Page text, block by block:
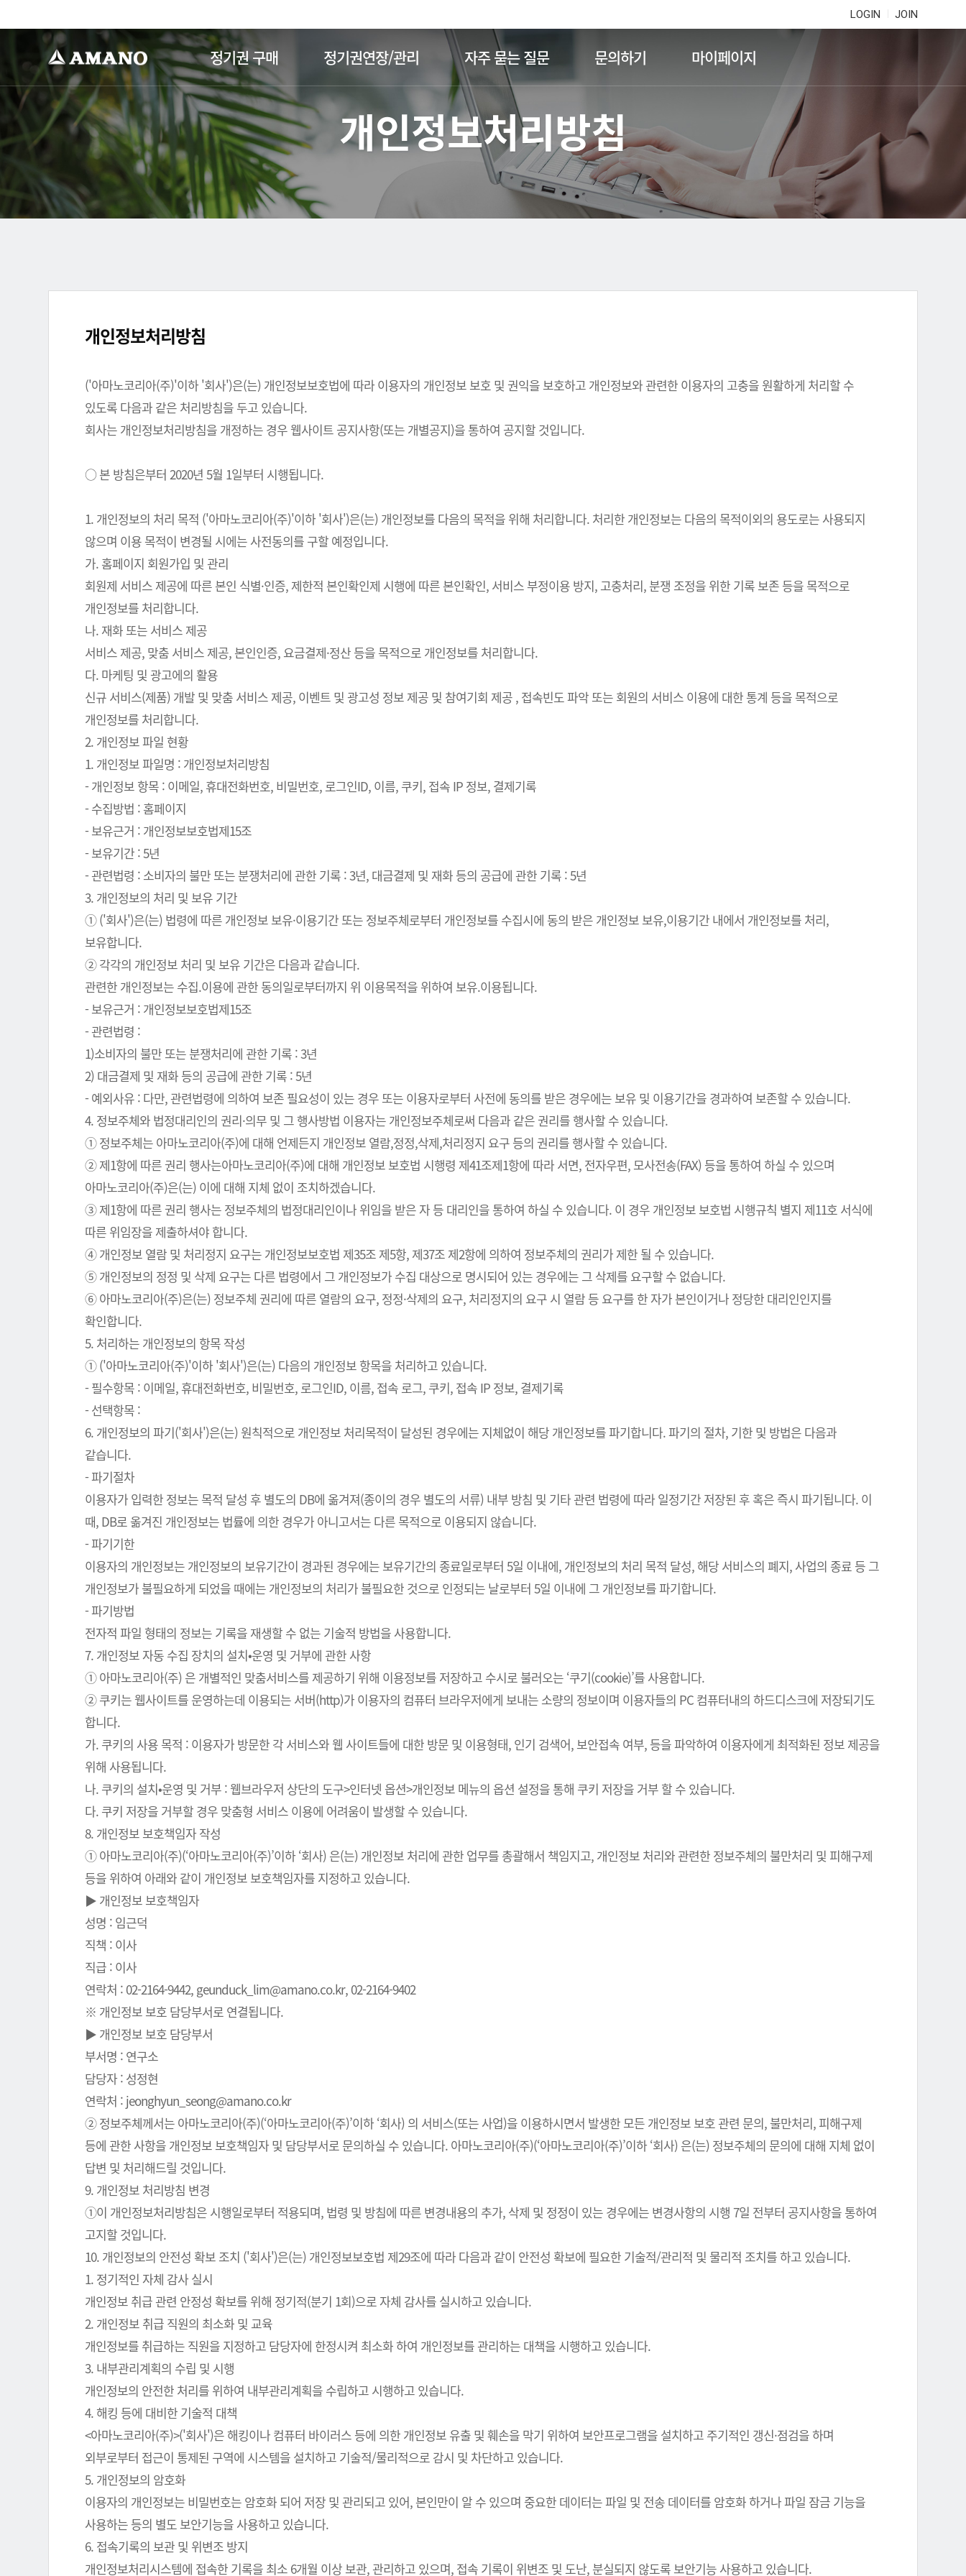
LOGIN JOIN
정기권 구매 정기권연장/관리 자주 묻는 질문 문의하기 마이페이지
개인정보처리방침
개인정보처리방침
('아마노코리아(주)'이하 '회사')은(는) 개인정보보호법에 따라 이용자의 개인정보 보호 및 권익을 보호하고 개인정보와 관련한 이용자의 고충을 원활하게 처리할 수
있도록 다음과 같은 처리방침을 두고 있습니다.
회사는 개인정보처리방침을 개정하는 경우 웹사이트 공지사항(또는 개별공지)을 통하여 공지할 것입니다.
○ 본 방침은부터 2020년 5월 1일부터 시행됩니다.
1. 개인정보의 처리 목적 ('아마노코리아(주)'이하 '회사')은(는) 개인정보를 다음의 목적을 위해 처리합니다. 처리한 개인정보는 다음의 목적이외의 용도로는 사용되지
않으며 이용 목적이 변경될 시에는 사전동의를 구할 예정입니다.
가. 홈페이지 회원가입 및 관리
회원제 서비스 제공에 따른 본인 식별·인증, 제한적 본인확인제 시행에 따른 본인확인, 서비스 부정이용 방지, 고충처리, 분쟁 조정을 위한 기록 보존 등을 목적으로
개인정보를 처리합니다.
나. 재화 또는 서비스 제공
서비스 제공, 맞춤 서비스 제공, 본인인증, 요금결제·정산 등을 목적으로 개인정보를 처리합니다.
다. 마케팅 및 광고에의 활용
신규 서비스(제품) 개발 및 맞춤 서비스 제공, 이벤트 및 광고성 정보 제공 및 참여기회 제공 , 접속빈도 파악 또는 회원의 서비스 이용에 대한 통계 등을 목적으로
개인정보를 처리합니다.
2. 개인정보 파일 현황
1. 개인정보 파일명 : 개인정보처리방침
- 개인정보 항목 : 이메일, 휴대전화번호, 비밀번호, 로그인ID, 이름, 쿠키, 접속 IP 정보, 결제기록
- 수집방법 : 홈페이지
- 보유근거 : 개인정보보호법제15조
- 보유기간 : 5년
- 관련법령 : 소비자의 불만 또는 분쟁처리에 관한 기록 : 3년, 대금결제 및 재화 등의 공급에 관한 기록 : 5년
3. 개인정보의 처리 및 보유 기간
① ('회사')은(는) 법령에 따른 개인정보 보유·이용기간 또는 정보주체로부터 개인정보를 수집시에 동의 받은 개인정보 보유,이용기간 내에서 개인정보를 처리,
보유합니다.
② 각각의 개인정보 처리 및 보유 기간은 다음과 같습니다.
관련한 개인정보는 수집.이용에 관한 동의일로부터까지 위 이용목적을 위하여 보유.이용됩니다.
- 보유근거 : 개인정보보호법제15조
- 관련법령 :
1)소비자의 불만 또는 분쟁처리에 관한 기록 : 3년
2) 대금결제 및 재화 등의 공급에 관한 기록 : 5년
- 예외사유 : 다만, 관련법령에 의하여 보존 필요성이 있는 경우 또는 이용자로부터 사전에 동의를 받은 경우에는 보유 및 이용기간을 경과하여 보존할 수 있습니다.
4. 정보주체와 법정대리인의 권리·의무 및 그 행사방법 이용자는 개인정보주체로써 다음과 같은 권리를 행사할 수 있습니다.
① 정보주체는 아마노코리아(주)에 대해 언제든지 개인정보 열람,정정,삭제,처리정지 요구 등의 권리를 행사할 수 있습니다.
② 제1항에 따른 권리 행사는아마노코리아(주)에 대해 개인정보 보호법 시행령 제41조제1항에 따라 서면, 전자우편, 모사전송(FAX) 등을 통하여 하실 수 있으며
아마노코리아(주)은(는) 이에 대해 지체 없이 조치하겠습니다.
③ 제1항에 따른 권리 행사는 정보주체의 법정대리인이나 위임을 받은 자 등 대리인을 통하여 하실 수 있습니다. 이 경우 개인정보 보호법 시행규칙 별지 제11호 서식에
따른 위임장을 제출하셔야 합니다.
④ 개인정보 열람 및 처리정지 요구는 개인정보보호법 제35조 제5항, 제37조 제2항에 의하여 정보주체의 권리가 제한 될 수 있습니다.
⑤ 개인정보의 정정 및 삭제 요구는 다른 법령에서 그 개인정보가 수집 대상으로 명시되어 있는 경우에는 그 삭제를 요구할 수 없습니다.
⑥ 아마노코리아(주)은(는) 정보주체 권리에 따른 열람의 요구, 정정·삭제의 요구, 처리정지의 요구 시 열람 등 요구를 한 자가 본인이거나 정당한 대리인인지를
확인합니다.
5. 처리하는 개인정보의 항목 작성
① ('아마노코리아(주)'이하 '회사')은(는) 다음의 개인정보 항목을 처리하고 있습니다.
- 필수항목 : 이메일, 휴대전화번호, 비밀번호, 로그인ID, 이름, 접속 로그, 쿠키, 접속 IP 정보, 결제기록
- 선택항목 :
6. 개인정보의 파기('회사')은(는) 원칙적으로 개인정보 처리목적이 달성된 경우에는 지체없이 해당 개인정보를 파기합니다. 파기의 절차, 기한 및 방법은 다음과
같습니다.
- 파기절차
이용자가 입력한 정보는 목적 달성 후 별도의 DB에 옮겨져(종이의 경우 별도의 서류) 내부 방침 및 기타 관련 법령에 따라 일정기간 저장된 후 혹은 즉시 파기됩니다. 이
때, DB로 옮겨진 개인정보는 법률에 의한 경우가 아니고서는 다른 목적으로 이용되지 않습니다.
- 파기기한
이용자의 개인정보는 개인정보의 보유기간이 경과된 경우에는 보유기간의 종료일로부터 5일 이내에, 개인정보의 처리 목적 달성, 해당 서비스의 폐지, 사업의 종료 등 그
개인정보가 불필요하게 되었을 때에는 개인정보의 처리가 불필요한 것으로 인정되는 날로부터 5일 이내에 그 개인정보를 파기합니다.
- 파기방법
전자적 파일 형태의 정보는 기록을 재생할 수 없는 기술적 방법을 사용합니다.
7. 개인정보 자동 수집 장치의 설치•운영 및 거부에 관한 사항
① 아마노코리아(주) 은 개별적인 맞춤서비스를 제공하기 위해 이용정보를 저장하고 수시로 불러오는 ‘쿠기(cookie)’를 사용합니다.
② 쿠키는 웹사이트를 운영하는데 이용되는 서버(http)가 이용자의 컴퓨터 브라우저에게 보내는 소량의 정보이며 이용자들의 PC 컴퓨터내의 하드디스크에 저장되기도
합니다.
가. 쿠키의 사용 목적 : 이용자가 방문한 각 서비스와 웹 사이트들에 대한 방문 및 이용형태, 인기 검색어, 보안접속 여부, 등을 파악하여 이용자에게 최적화된 정보 제공을
위해 사용됩니다.
나. 쿠키의 설치•운영 및 거부 : 웹브라우저 상단의 도구>인터넷 옵션>개인정보 메뉴의 옵션 설정을 통해 쿠키 저장을 거부 할 수 있습니다.
다. 쿠키 저장을 거부할 경우 맞춤형 서비스 이용에 어려움이 발생할 수 있습니다.
8. 개인정보 보호책임자 작성
① 아마노코리아(주)(‘아마노코리아(주)’이하 ‘회사) 은(는) 개인정보 처리에 관한 업무를 총괄해서 책임지고, 개인정보 처리와 관련한 정보주체의 불만처리 및 피해구제
등을 위하여 아래와 같이 개인정보 보호책임자를 지정하고 있습니다.
▶ 개인정보 보호책임자
성명 : 임근덕
직책 : 이사
직급 : 이사
연락처 : 02-2164-9442, geunduck_lim@amano.co.kr, 02-2164-9402
※ 개인정보 보호 담당부서로 연결됩니다.
▶ 개인정보 보호 담당부서
부서명 : 연구소
담당자 : 성정현
연락처 : jeonghyun_seong@amano.co.kr
② 정보주체께서는 아마노코리아(주)(‘아마노코리아(주)’이하 ‘회사) 의 서비스(또는 사업)을 이용하시면서 발생한 모든 개인정보 보호 관련 문의, 불만처리, 피해구제
등에 관한 사항을 개인정보 보호책임자 및 담당부서로 문의하실 수 있습니다. 아마노코리아(주)(‘아마노코리아(주)’이하 ‘회사) 은(는) 정보주체의 문의에 대해 지체 없이
답변 및 처리해드릴 것입니다.
9. 개인정보 처리방침 변경
①이 개인정보처리방침은 시행일로부터 적용되며, 법령 및 방침에 따른 변경내용의 추가, 삭제 및 정정이 있는 경우에는 변경사항의 시행 7일 전부터 공지사항을 통하여
고지할 것입니다.
10. 개인정보의 안전성 확보 조치 ('회사')은(는) 개인정보보호법 제29조에 따라 다음과 같이 안전성 확보에 필요한 기술적/관리적 및 물리적 조치를 하고 있습니다.
1. 정기적인 자체 감사 실시
개인정보 취급 관련 안정성 확보를 위해 정기적(분기 1회)으로 자체 감사를 실시하고 있습니다.
2. 개인정보 취급 직원의 최소화 및 교육
개인정보를 취급하는 직원을 지정하고 담당자에 한정시켜 최소화 하여 개인정보를 관리하는 대책을 시행하고 있습니다.
3. 내부관리계획의 수립 및 시행
개인정보의 안전한 처리를 위하여 내부관리계획을 수립하고 시행하고 있습니다.
4. 해킹 등에 대비한 기술적 대책
<아마노코리아(주)>('회사')은 해킹이나 컴퓨터 바이러스 등에 의한 개인정보 유출 및 훼손을 막기 위하여 보안프로그램을 설치하고 주기적인 갱신·점검을 하며
외부로부터 접근이 통제된 구역에 시스템을 설치하고 기술적/물리적으로 감시 및 차단하고 있습니다.
5. 개인정보의 암호화
이용자의 개인정보는 비밀번호는 암호화 되어 저장 및 관리되고 있어, 본인만이 알 수 있으며 중요한 데이터는 파일 및 전송 데이터를 암호화 하거나 파일 잠금 기능을
사용하는 등의 별도 보안기능을 사용하고 있습니다.
6. 접속기록의 보관 및 위변조 방지
개인정보처리시스템에 접속한 기록을 최소 6개월 이상 보관, 관리하고 있으며, 접속 기록이 위변조 및 도난, 분실되지 않도록 보안기능 사용하고 있습니다.